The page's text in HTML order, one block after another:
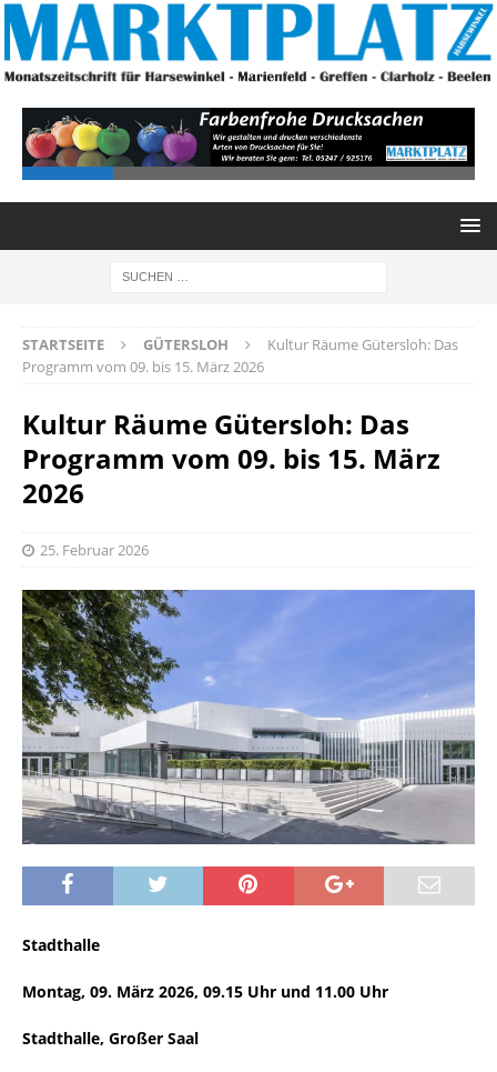
STARTSEITE GÜTERSLOH
Kultur Räume Gütersloh: Das
Programm vom 09. bis 15. März 2026
Kultur Räume Gütersloh: Das
Programm vom 09. bis 15. März
2026
25. Februar 2026
Stadthalle
Montag, 09. März 2026, 09.15 Uhr und 11.00 Uhr
Stadthalle, Großer Saal